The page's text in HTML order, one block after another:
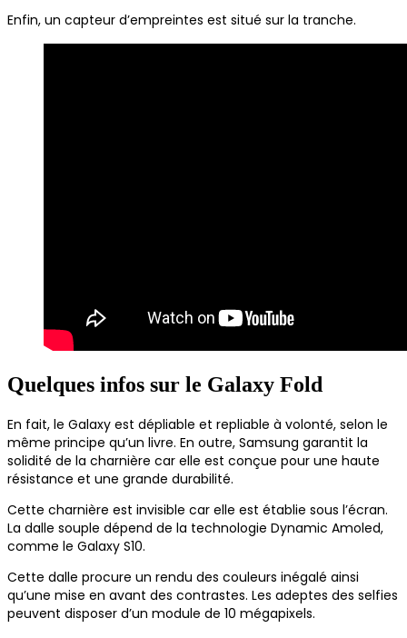
Enfin, un capteur d’empreintes est situé sur la tranche.
Quelques infos sur le Galaxy Fold
En fait, le Galaxy est dépliable et repliable à volonté, selon le
même principe qu’un livre. En outre, Samsung garantit la
solidité de la charnière car elle est conçue pour une haute
résistance et une grande durabilité.
Cette charnière est invisible car elle est établie sous l’écran.
La dalle souple dépend de la technologie Dynamic Amoled,
comme le Galaxy S10.
Cette dalle procure un rendu des couleurs inégalé ainsi
qu’une mise en avant des contrastes. Les adeptes des selfies
peuvent disposer d’un module de 10 mégapixels.